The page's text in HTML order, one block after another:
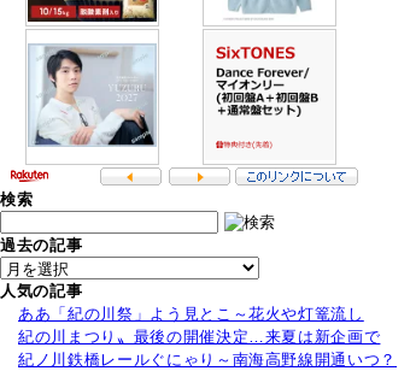
検索
過去の記事
人気の記事
ああ「紀の川祭」よう見とこ～花火や灯篭流し
紀の川まつり〟最後の開催決定…来夏は新企画で
紀ノ川鉄橋レールぐにゃり～南海高野線開通いつ？